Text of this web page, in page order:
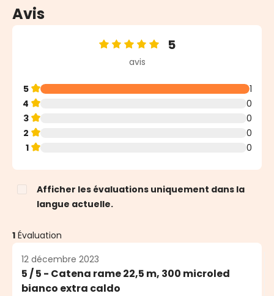
Avis
Note moyenne de 5 sur 5 étoiles
5
avis
5
1
4
0
3
0
2
0
1
0
Afficher les évaluations uniquement dans la
langue actuelle.
1 Évaluation
12 décembre 2023
5 / 5 - Catena rame 22,5 m, 300 microled
bianco extra caldo